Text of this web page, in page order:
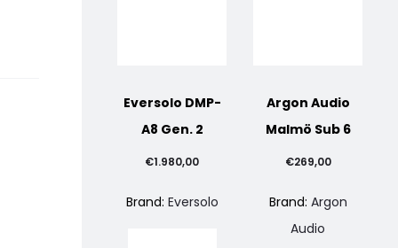
Eversolo DMP-
A8 Gen. 2
€1.980,00
Brand: Eversolo
Argon Audio
Malmö Sub 6
€269,00
Brand: Argon
Audio